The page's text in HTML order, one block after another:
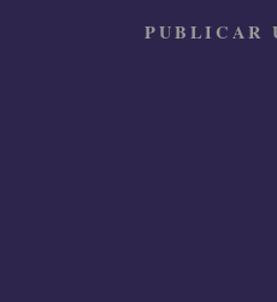
PUBLICAR